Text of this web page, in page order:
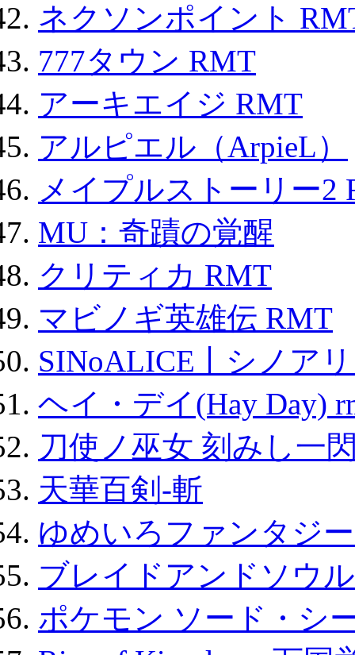
ネクソンポイント
777タウン RMT
アーキエイジ RMT
アルピエル（ArpieL）
メイプルストーリー2
MU：奇蹟の覚醒
クリティカ RMT
マビノギ英雄伝 RMT
SINoALICE丨シノア
ヘイ・デイ(Hay Day)
刀使ノ巫女 刻みし一
天華百剣-斬
ゆめいろファンタジ
ブレイドアンドソウ
ポケモン ソード・シ